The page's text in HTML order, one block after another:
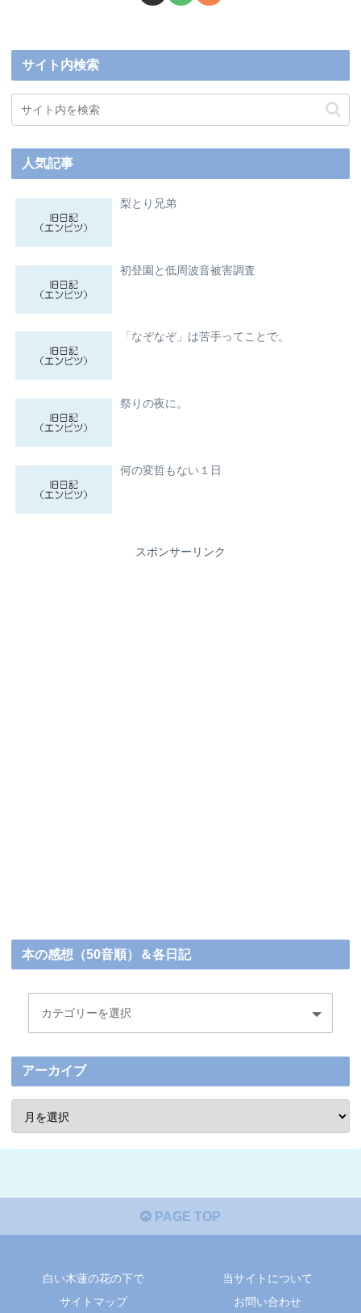
サイト内検索
人気記事
梨とり兄弟
初登園と低周波音被害調査
「なぞなぞ」は苦手ってことで。
祭りの夜に。
何の変哲もない１日
スポンサーリンク
本の感想（50音順）＆各日記
アーカイブ
PAGE TOP
白い木蓮の花の下で
当サイトについて
サイトマップ
お問い合わせ